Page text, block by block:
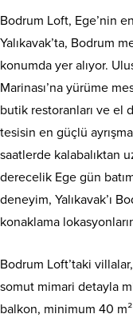
Bodrum Loft, Ege’nin
Yalıkavak’ta, Bodrum
konumda yer alıyor.
Marinası’na yürüme
butik restoranları ve el
tesisin en güçlü
saatlerde kalabalıktan
derecelik Ege gün
deneyim, Yalıkavak’ı
konaklama
Bodrum Loft’taki
somut mimari detayla
balkon, minimum 40